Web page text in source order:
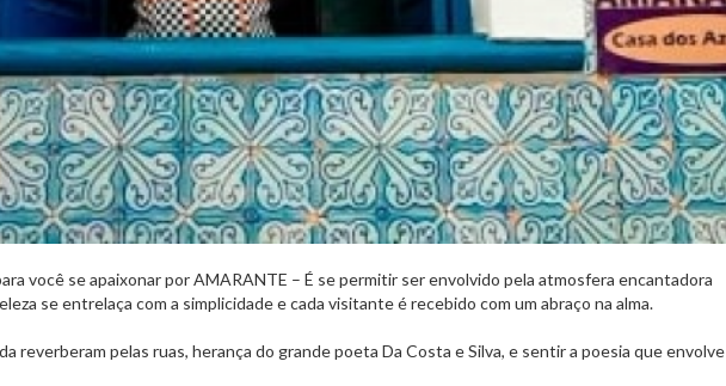
você se apaixonar por AMARANTE – É se permitir ser envolvido pela atmosfera encantadora
se entrelaça com a simplicidade e cada visitante é recebido com um abraço na alma.
reverberam pelas ruas, herança do grande poeta Da Costa e Silva, e sentir a poesia que envolve